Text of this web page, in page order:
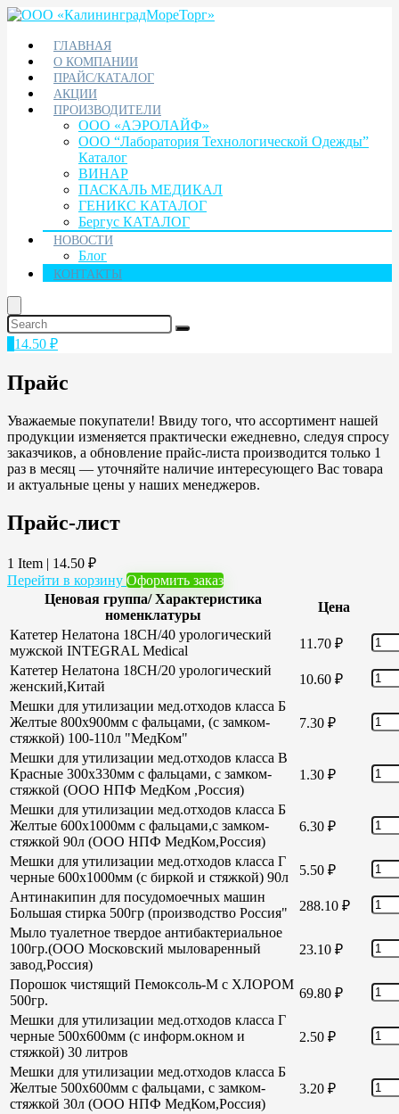
ГЛАВНАЯ
О КОМПАНИИ
ПРАЙС/КАТАЛОГ
АКЦИИ
ПРОИЗВОДИТЕЛИ
ООО «АЭРОЛАЙФ»
ООО “Лаборатория Технологической Одежды”
Каталог
ВИНАР
ПАСКАЛЬ МЕДИКАЛ
ГЕНИКС КАТАЛОГ
Бергус КАТАЛОГ
НОВОСТИ
Блог
КОНТАКТЫ
14.50 ₽
Прайс
Уважаемые покупатели! Ввиду того, что ассортимент нашей
продукции изменяется практически ежедневно, следуя спросу
заказчиков, а обновление прайс-листа производится только 1
раз в месяц — уточняйте наличие интересующего Вас товара
и актуальные цены у наших менеджеров.
Прайс-лист
1 Item | 14.50 ₽
Перейти в корзину Оформить заказ
Ценовая группа/ Характеристика
номенклатуры
Цена
Катетер Нелатона 18CH/40 урологический
мужской INTEGRAL Medical
11.70 ₽
Катетер Нелатона 18CH/20 урологический
женский,Китай
10.60 ₽
Мешки для утилизации мед.отходов класса Б
Желтые 800х900мм с фальцами, (с замком-
стяжкой) 100-110л "МедКом"
7.30 ₽
Мешки для утилизации мед.отходов класса В
Красные 300х330мм с фальцами, с замком-
стяжкой (ООО НПФ МедКом ,Россия)
1.30 ₽
Мешки для утилизации мед.отходов класса Б
Желтые 600х1000мм с фальцами,с замком-
стяжкой 90л (ООО НПФ МедКом,Россия)
6.30 ₽
Мешки для утилизации мед.отходов класса Г
черные 600х1000мм (с биркой и стяжкой) 90л
5.50 ₽
Антинакипин для посудомоечных машин
Большая стирка 500гр (производство Россия"
288.10 ₽
Мыло туалетное твердое антибактериальное
100гр.(ООО Московский мыловаренный
завод,Россия)
23.10 ₽
Порошок чистящий Пемоксоль-М с ХЛОРОМ
500гр.
69.80 ₽
Мешки для утилизации мед.отходов класса Г
черные 500х600мм (с информ.окном и
стяжкой) 30 литров
2.50 ₽
Мешки для утилизации мед.отходов класса Б
Желтые 500х600мм с фальцами, с замком-
стяжкой 30л (ООО НПФ МедКом,Россия)
3.20 ₽